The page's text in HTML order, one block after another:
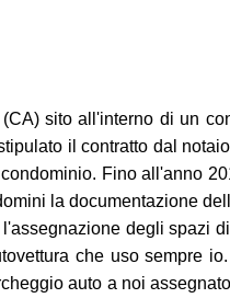
sito all'interno di un
il contratto dal
Fino all'anno
la documentazione
degli spazi
che uso sempre
auto a noi